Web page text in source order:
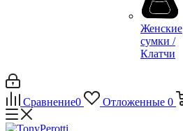
Женские
сумки /
Клатчи
Сравнение0 Отложенные 0